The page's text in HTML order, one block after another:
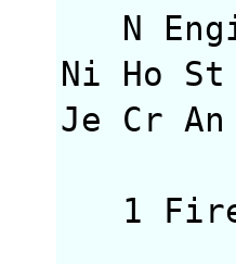
N
Ni Ho St
Je Cr
1